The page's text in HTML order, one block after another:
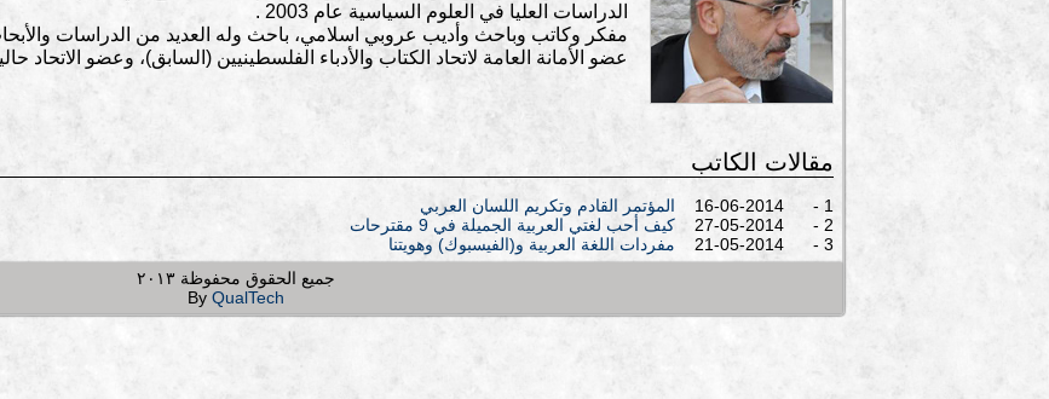
الدراسات العليا في العلوم السياسية عام 2003 .
مفكر وكاتب وباحث وأديب عروبي اسلامي، باحث وله العديد من الدراسات
عضو الأمانة العامة لاتحاد الكتاب والأدباء الفلسطينيين (السابق)، وعضو الاتحاد
مقالات الكاتب
1 - 16-06-2014
المؤتمر القادم وتكريم اللسان العربي
2 - 27-05-2014
كيف أحب لغتي العربية الجميلة في 9 مقترحات
3 - 21-05-2014
مفردات اللغة العربية و(الفيسبوك) وهويتنا
جميع الحقوق محفوظة ٢٠١٣
By QualTech